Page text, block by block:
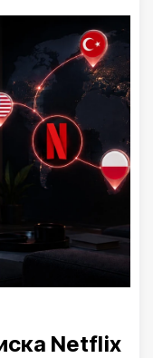
Netflix